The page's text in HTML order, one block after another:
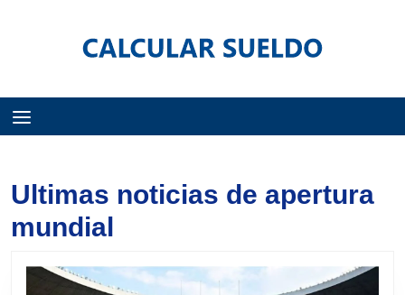
Ultimas noticias de apertura
mundial